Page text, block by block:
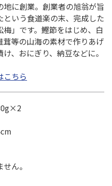
に創業。創業者の旭翁が旨
いう食道楽の末、完成した
」です。鰹節をはじめ、白
等の山海の素材で作りあげ
、おにぎり、納豆などに。
こちら
せん。